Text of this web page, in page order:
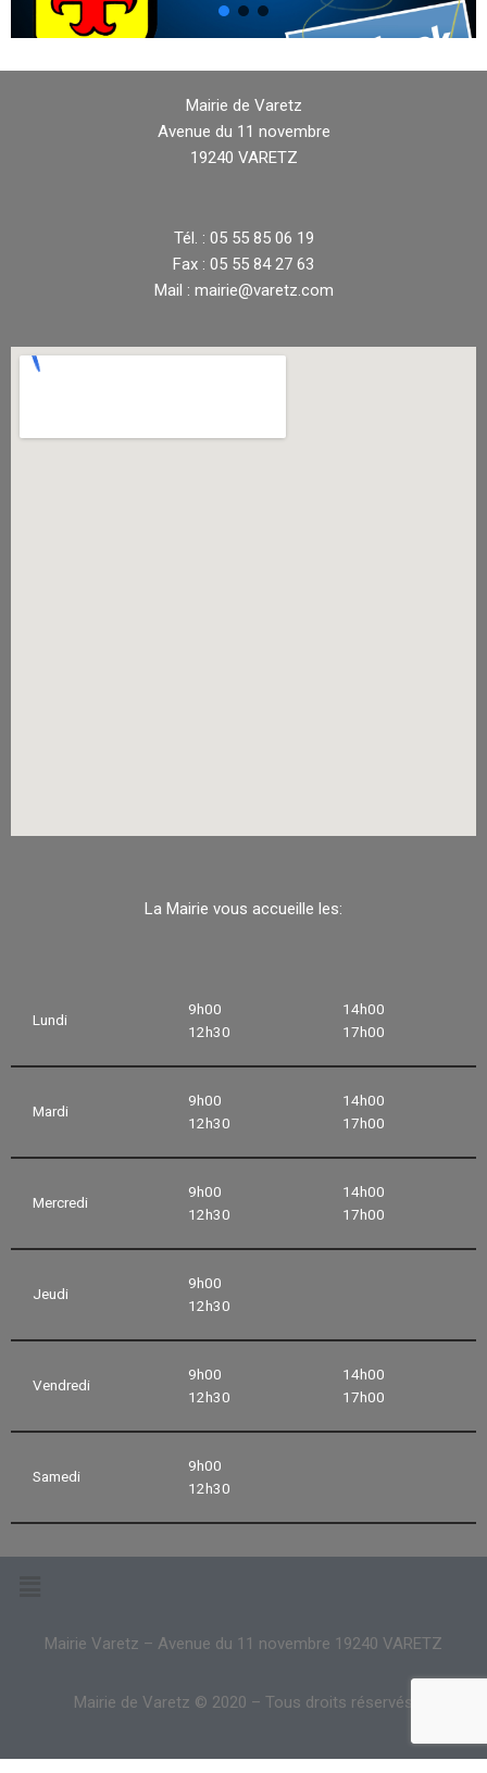
Mairie de Varetz
Avenue du 11 novembre
19240 VARETZ
Tél. : 05 55 85 06 19
Fax : 05 55 84 27 63
Mail : mairie@varetz.com
La Mairie vous accueille les:
Lundi
9h00
12h30
14h00
17h00
Mardi
9h00
12h30
14h00
17h00
Mercredi
9h00
12h30
14h00
17h00
Jeudi
9h00
12h30
Vendredi
9h00
12h30
14h00
17h00
Samedi
9h00
12h30
Mairie Varetz – Avenue du 11 novembre 19240 VARETZ
Mairie de Varetz © 2020 – Tous droits réservés